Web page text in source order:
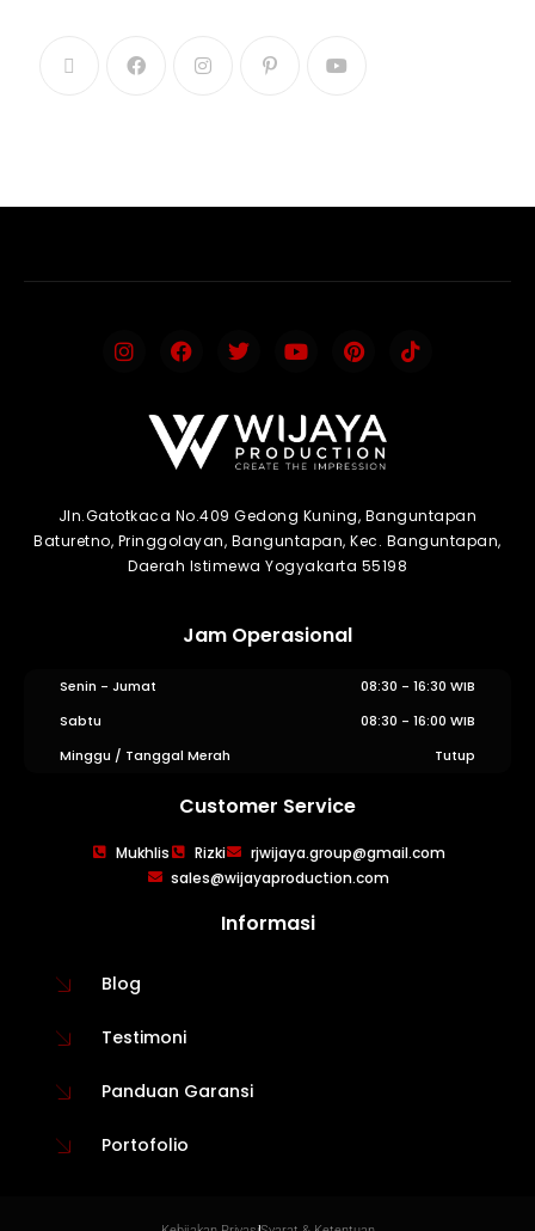
WIJAYA PRODUCTION
Jln.Gatotkaca No.409 Gedong Kuning, Banguntapan
Baturetno, Pringgolayan, Banguntapan, Kec. Banguntapan,
Daerah Istimewa Yogyakarta 55198
Jam Operasional
Senin - Jumat
08:30 - 16:30 WIB
Sabtu
08:30 - 16:00 WIB
Minggu / Tanggal Merah
Tutup
Customer Service
Mukhlis Rizki
rjwijaya.group@gmail.com
sales@wijayaproduction.com
Informasi
Blog
Testimoni
Panduan Garansi
Portofolio